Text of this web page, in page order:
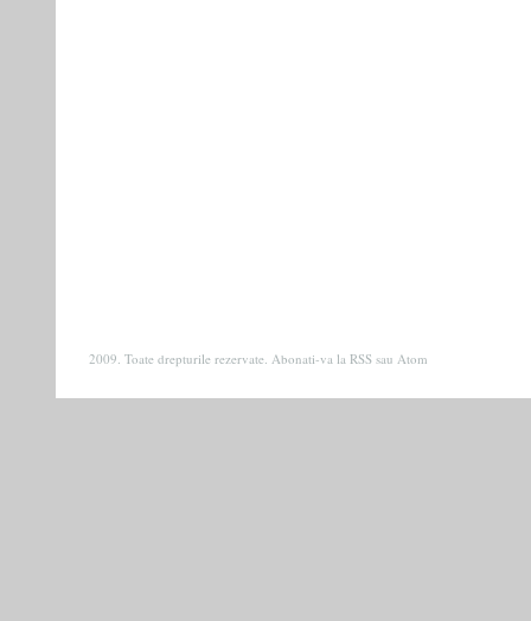
2009. Toate drepturile rezervate. Abonati-va la RSS sau Atom